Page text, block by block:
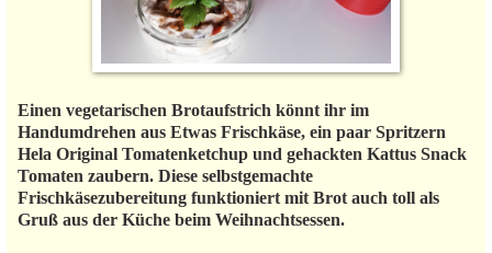
Einen vegetarischen Brotaufstrich könnt ihr im
Handumdrehen aus Etwas Frischkäse, ein paar Spritzern
Hela Original Tomatenketchup und gehackten Kattus Snack
Tomaten zaubern. Diese selbstgemachte
Frischkäsezubereitung funktioniert mit Brot auch toll als
Gruß aus der Küche beim Weihnachtsessen.